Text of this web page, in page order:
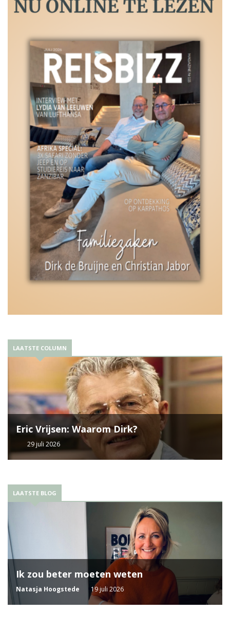
LAATSTE COLUMN
Eric Vrijsen: Waarom Dirk?
29 juli 2026
LAATSTE BLOG
Ik zou beter moeten weten
Natasja Hoogstede 19 juli 2026